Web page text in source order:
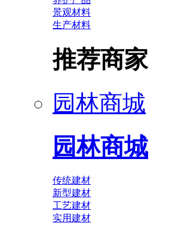
景观材料
生产材料
推荐商家
园林商城
园林商城
传统建材
新型建材
工艺建材
实用建材